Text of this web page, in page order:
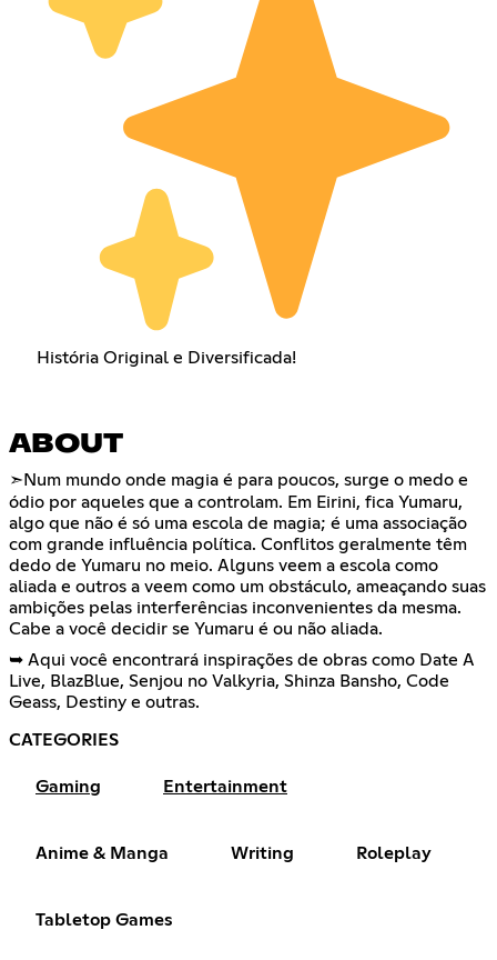
História Original e Diversificada!
ABOUT
➣ㅤㅤㅤㅤNum mundo onde magia é para poucos, surge o medo e
ódio por aqueles que a controlam. Em Eirini, fica Yumaru,
algo que não é só uma escola de magia; é uma associação
com grande influência política. Conflitos geralmente têm
dedo de Yumaru no meio. Alguns veem a escola como
aliada e outros a veem como um obstáculo, ameaçando suas
ambições pelas interferências inconvenientes da mesma.
Cabe a você decidir se Yumaru é ou não aliada.
➥ Aqui você encontrará inspirações de obras como Date A
Live, BlazBlue, Senjou no Valkyria, Shinza Bansho, Code
Geass, Destiny e outras.
CATEGORIES
Gaming Entertainment
Anime & Manga Writing Roleplay
Tabletop Games